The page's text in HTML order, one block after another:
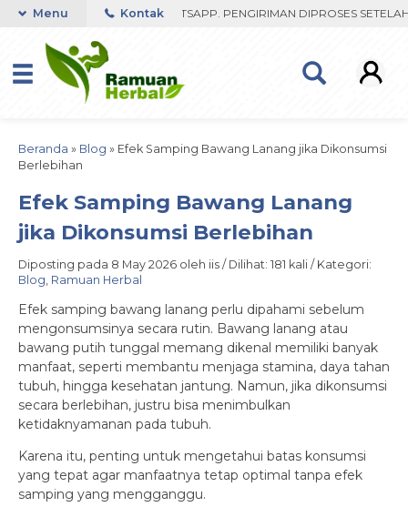
RESPON ORDER VIA WHATSAPP. PENGIRIMAN DIPROSES SETELAH
Menu Kontak
Beranda » Blog » Efek Samping Bawang Lanang jika Dikonsumsi
Berlebihan
Efek Samping Bawang Lanang
jika Dikonsumsi Berlebihan
Diposting pada 8 May 2026 oleh iis / Dilihat: 181 kali / Kategori:
Blog, Ramuan Herbal
Efek samping bawang lanang perlu dipahami sebelum
mengonsumsinya secara rutin. Bawang lanang atau
bawang putih tunggal memang dikenal memiliki banyak
manfaat, seperti membantu menjaga stamina, daya tahan
tubuh, hingga kesehatan jantung. Namun, jika dikonsumsi
secara berlebihan, justru bisa menimbulkan
ketidaknyamanan pada tubuh.
Karena itu, penting untuk mengetahui batas konsumsi
yang tepat agar manfaatnya tetap optimal tanpa efek
samping yang mengganggu.